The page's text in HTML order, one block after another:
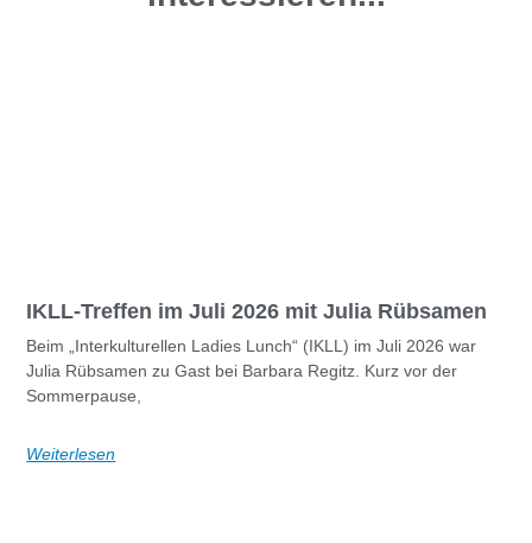
IKLL-Treffen im Juli 2026 mit Julia Rübsamen
Beim „Interkulturellen Ladies Lunch“ (IKLL) im Juli 2026 war
Julia Rübsamen zu Gast bei Barbara Regitz. Kurz vor der
Sommerpause,
Weiterlesen